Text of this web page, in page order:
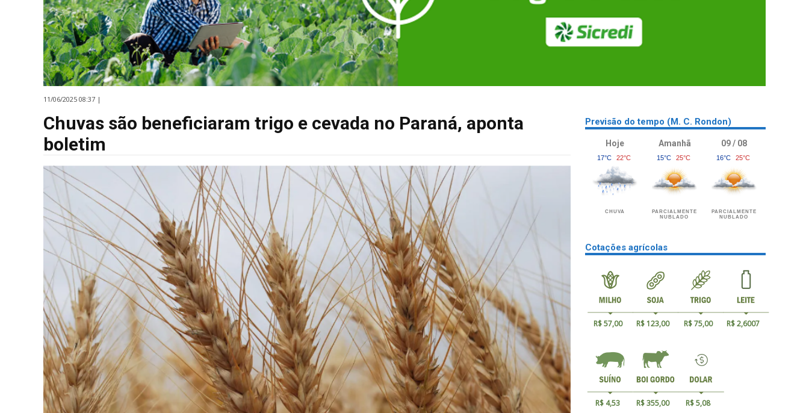
11/06/2025 08:37 |
Chuvas são beneficiaram trigo e cevada no Paraná, aponta
boletim
Previsão do tempo (M. C. Rondon)
Hoje
17°C 22°C
CHUVA
Amanhã
15°C 25°C
PARCIALMENTE
NUBLADO
09 / 08
16°C 25°C
PARCIALMENTE
NUBLADO
Cotações agrícolas
R$ 57,00 R$ 123,00 R$ 75,00 R$ 2,6007
R$ 4,53 R$ 355,00 R$ 5,08